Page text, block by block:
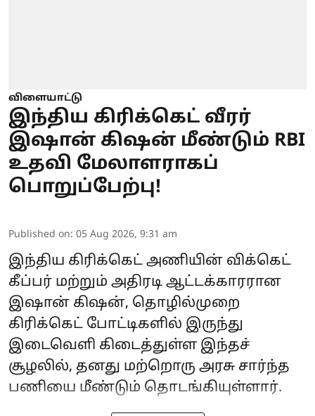
விளையாட்டு
இந்திய கிரிக்கெட் வீரர்
இஷான் கிஷன் மீண்டும் RBI
உதவி மேலாளராகப்
பொறுப்பேற்பு!
Published on: 05 Aug 2026, 9:31 am
இந்திய கிரிக்கெட் அணியின் விக்கெட்
கீப்பர் மற்றும் அதிரடி ஆட்டக்காரரான
இஷான் கிஷன், தொழில்முறை
கிரிக்கெட் போட்டிகளில் இருந்து
இடைவெளி கிடைத்துள்ள இந்தச்
சூழலில், தனது மற்றொரு அரசு சார்ந்த
பணியை மீண்டும் தொடங்கியுள்ளார்.